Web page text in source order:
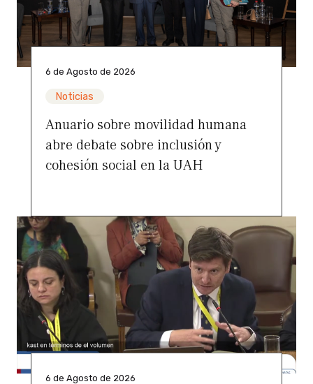
6 de Agosto de 2026
Noticias
Anuario sobre movilidad humana
abre debate sobre inclusión y
cohesión social en la UAH
6 de Agosto de 2026